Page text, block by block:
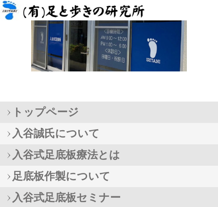
トップページ
入谷誠氏について
入谷式足底板療法とは
足底板作製について
入谷式足底板セミナー